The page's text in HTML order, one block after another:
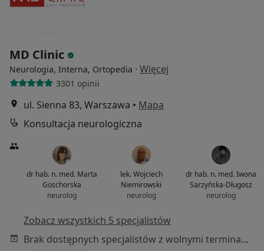
MD Clinic
Neurologia, Interna, Ortopedia · Więcej
3301 opinii
ul. Sienna 83, Warszawa • Mapa
Konsultacja neurologiczna
dr hab. n. med. Marta
Goschorska
neurolog
lek. Wojciech
Niemirowski
neurolog
dr hab. n. med. Iwona
Sarzyńska-Długosz
neurolog
Zobacz wszystkich 5 specjalistów
Brak dostępnych specjalistów z wolnymi terminami w tym centrum medycznym.